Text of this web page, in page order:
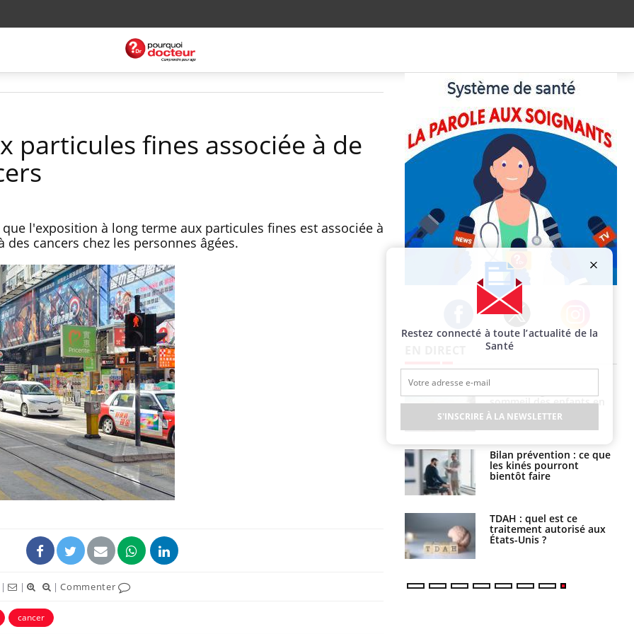
particules fines associée à de
l'exposition à long terme aux particules fines est associée à
cancers chez les personnes âgées.
| | |Commenter
cancer
Facebook Twitter Instagram
Grossesse et chaleur : ce
que dit la science
Le smartphone nuit-il à
l'apprentissage de la
lecture ?
le coma pendant 42 jours
barracuda, une petite fille sommeil des enfants en
vacances ?
Bilan prévention : ce que
les kinés pourront
bientôt faire
TDAH : quel est ce
traitement autorisé aux
États-Unis ?
Restez connecté à toute l’actualité de la
Santé
S'INSCRIRE À LA NEWSLETTER